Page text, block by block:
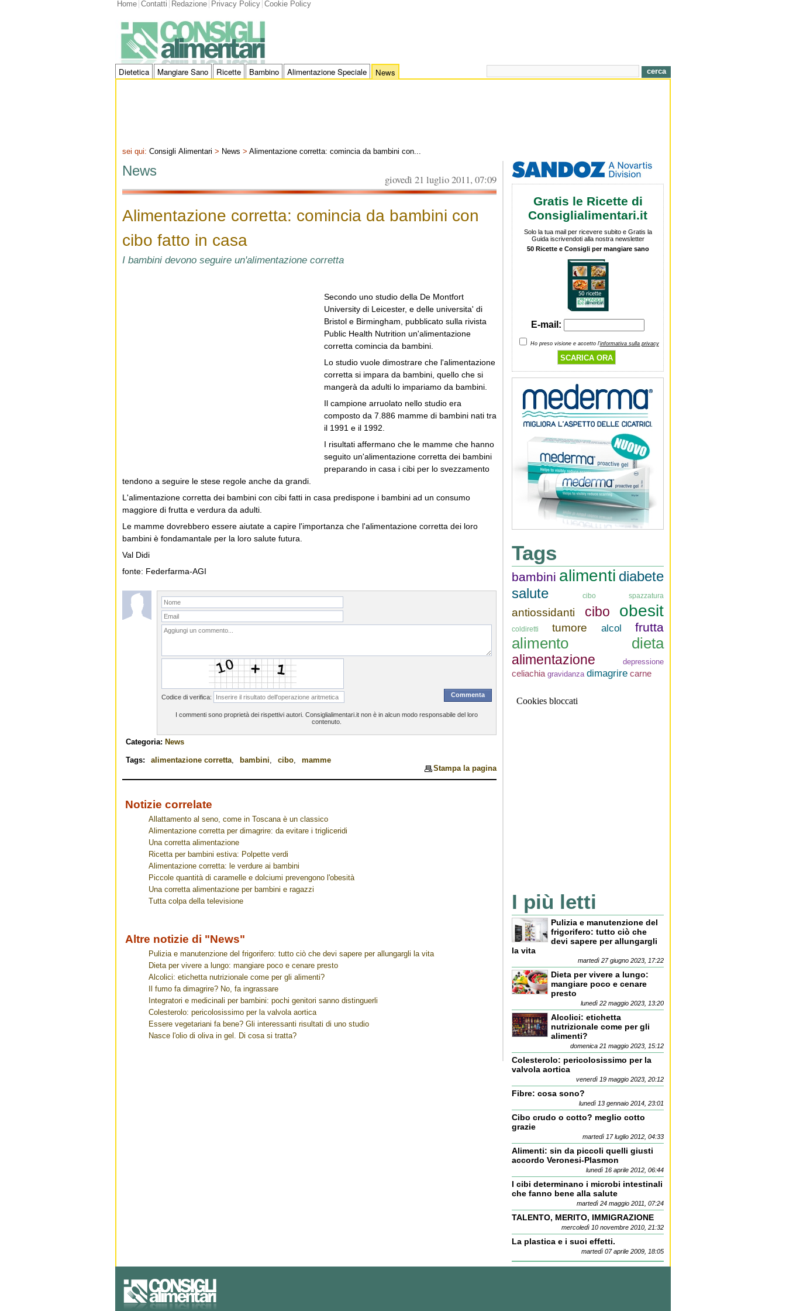
Home Contatti Redazione Privacy Policy Cookie Policy
Dietetica Mangiare Sano Ricette Bambino Alimentazione Speciale News
sei qui: Consigli Alimentari > News > Alimentazione corretta: comincia da bambini con...
News
giovedì 21 luglio 2011, 07:09
Alimentazione corretta: comincia da bambini con
cibo fatto in casa
I bambini devono seguire un'alimentazione corretta
Secondo uno studio della De Montfort
University di Leicester, e delle universita' di
Bristol e Birmingham, pubblicato sulla rivista
Public Health Nutrition un'alimentazione
corretta comincia da bambini.
Lo studio vuole dimostrare che l'alimentazione
corretta si impara da bambini, quello che si
mangerà da adulti lo impariamo da bambini.
Il campione arruolato nello studio era
composto da 7.886 mamme di bambini nati tra
il 1991 e il 1992.
I risultati affermano che le mamme che hanno
seguito un'alimentazione corretta dei bambini
preparando in casa i cibi per lo svezzamento
tendono a seguire le stese regole anche da grandi.
L'alimentazione corretta dei bambini con cibi fatti in casa predispone i bambini ad un consumo
maggiore di frutta e verdura da adulti.
Le mamme dovrebbero essere aiutate a capire l'importanza che l'alimentazione corretta dei loro
bambini è fondamantale per la loro salute futura.
Val Didi
fonte: Federfarma-AGI
Codice di verifica:
I commenti sono proprietà dei rispettivi autori. Consiglialimentari.it non è in alcun modo responsabile del loro
contenuto.
Categoria: News
Tags: alimentazione corretta, bambini, cibo, mamme
Stampa la pagina
Notizie correlate
Allattamento al seno, come in Toscana è un classico
Alimentazione corretta per dimagrire: da evitare i trigliceridi
Una corretta alimentazione
Ricetta per bambini estiva: Polpette verdi
Alimentazione corretta: le verdure ai bambini
Piccole quantità di caramelle e dolciumi prevengono l'obesità
Una corretta alimentazione per bambini e ragazzi
Tutta colpa della televisione
Altre notizie di "News"
Pulizia e manutenzione del frigorifero: tutto ciò che devi sapere per allungargli la vita
Dieta per vivere a lungo: mangiare poco e cenare presto
Alcolici: etichetta nutrizionale come per gli alimenti?
Il fumo fa dimagrire? No, fa ingrassare
Integratori e medicinali per bambini: pochi genitori sanno distinguerli
Colesterolo: pericolosissimo per la valvola aortica
Essere vegetariani fa bene? Gli interessanti risultati di uno studio
Nasce l'olio di oliva in gel. Di cosa si tratta?
Gratis le Ricette di
Consiglialimentari.it
Solo la tua mail per ricevere subito e Gratis la
Guida iscrivendoti alla nostra newsletter
50 Ricette e Consigli per mangiare sano
E-mail:
Ho preso visione e accetto l'informativa sulla privacy
Tags
bambini alimenti diabete
salute
cibo spazzatura
antiossidanti cibo obesit
coldiretti tumore alcol frutta
alimento dieta
alimentazione depressione
celiachia gravidanza dimagrire carne
I più letti
Pulizia e manutenzione del
frigorifero: tutto ciò che
devi sapere per allungargli
la vita
martedì 27 giugno 2023, 17:22
Dieta per vivere a lungo:
mangiare poco e cenare
presto
lunedì 22 maggio 2023, 13:20
Alcolici: etichetta
nutrizionale come per gli
alimenti?
domenica 21 maggio 2023, 15:12
Colesterolo: pericolosissimo per la
valvola aortica
venerdì 19 maggio 2023, 20:12
Fibre: cosa sono?
lunedì 13 gennaio 2014, 23:01
Cibo crudo o cotto? meglio cotto
grazie
martedì 17 luglio 2012, 04:33
Alimenti: sin da piccoli quelli giusti
accordo Veronesi-Plasmon
lunedì 16 aprile 2012, 06:44
I cibi determinano i microbi intestinali
che fanno bene alla salute
martedì 24 maggio 2011, 07:24
TALENTO, MERITO, IMMIGRAZIONE
mercoledì 10 novembre 2010, 21:32
La plastica e i suoi effetti.
martedì 07 aprile 2009, 18:05